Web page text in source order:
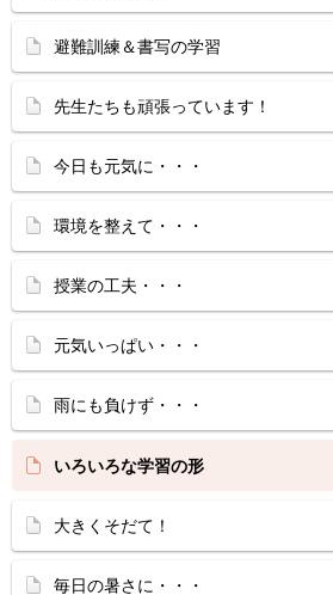
避難訓練＆書写の学習
先生たちも頑張っています！
今日も元気に・・・
環境を整えて・・・
授業の工夫・・・
元気いっぱい・・・
雨にも負けず・・・
いろいろな学習の形
大きくそだて！
毎日の暑さに・・・